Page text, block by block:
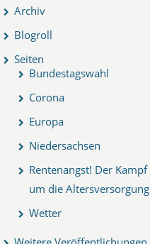
Archiv
Blogroll
Seiten
Bundestagswahl
Corona
Europa
Niedersachsen
Rentenangst! Der Kampf
um die Altersversorgung
Wetter